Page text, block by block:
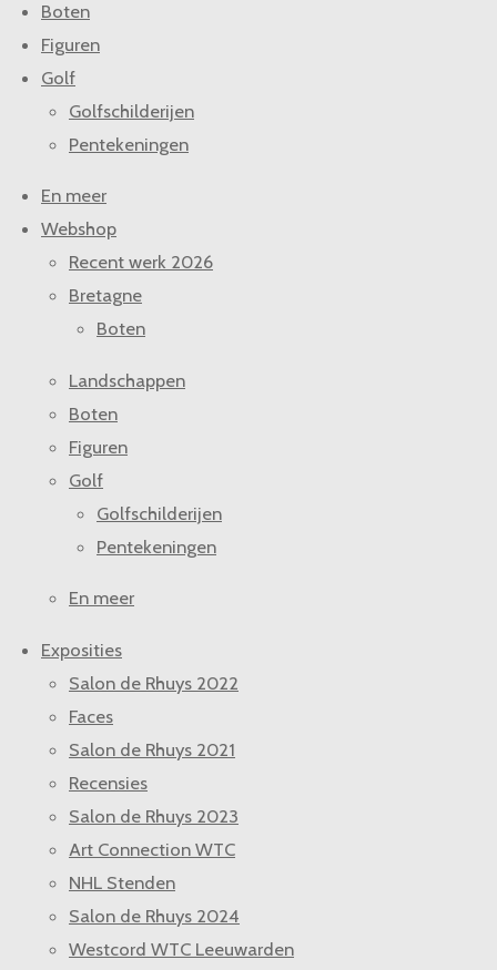
Boten
Figuren
Golf
Golfschilderijen
Pentekeningen
En meer
Webshop
Recent werk 2026
Bretagne
Boten
Landschappen
Boten
Figuren
Golf
Golfschilderijen
Pentekeningen
En meer
Exposities
Salon de Rhuys 2022
Faces
Salon de Rhuys 2021
Recensies
Salon de Rhuys 2023
Art Connection WTC
NHL Stenden
Salon de Rhuys 2024
Westcord WTC Leeuwarden